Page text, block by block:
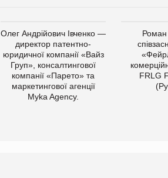
Олег Андрійович Івченко —
директор патентно-
юридичної компанії «Вайз
Груп», консалтингової
компанії «Парето» та
маркетингової агенції
Myka Agency.
Роман
FRLG